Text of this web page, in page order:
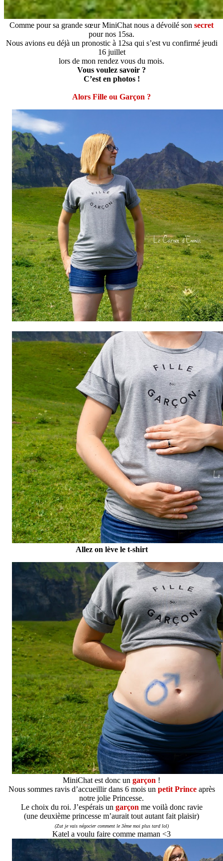
Comme pour sa grande sœur MiniChat nous a dévoilé son secret
pour nos 15sa.
Nous avions eu déjà un pronostic à 12sa qui s’est vu confirmé jeudi
16 juillet
lors de mon rendez vous du mois.
Vous voulez savoir ?
C’est en photos !
Alors Fille ou Garçon ?
Allez on lève le t-shirt
MiniChat est donc un garçon !
Nous sommes ravis d’accueillir dans 6 mois un petit Princeaprès
notre jolie Princesse.
Le choix du roi. J’espérais un garçon me voilà donc ravie
(une deuxième princesse m’aurait tout autant fait plaisir)
(Zut je vais négocier comment le 3ème moi plus tard lol)
Katel a voulu faire comme maman <3